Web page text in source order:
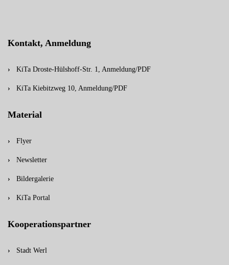
Kontakt, Anmeldung
KiTa Droste-Hülshoff-Str. 1, Anmeldung/PDF
KiTa Kiebitzweg 10, Anmeldung/PDF
Material
Flyer
Newsletter
Bildergalerie
KiTa Portal
Kooperationspartner
Stadt Werl